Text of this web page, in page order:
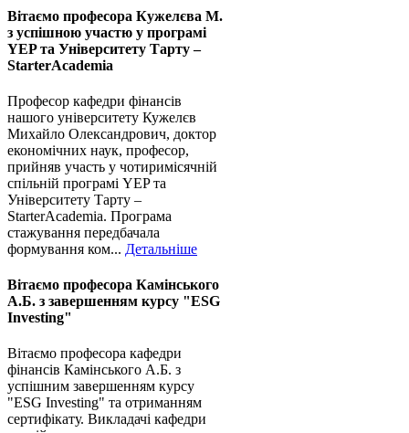
Вітаємо професора Кужелєва М.
з успішною участю у програмі
YEP та Університету Тарту –
StarterAcademia
Професор кафедри фінансів
нашого університету Кужелєв
Михайло Олександрович, доктор
економічних наук, професор,
прийняв участь у чотиримісячній
спільній програмі YEP та
Університету Тарту –
StarterAcademia. Програма
стажування передбачала
формування ком... Детальніше
Вітаємо професора Камінського
А.Б. з завершенням курсу "ESG
Investing"
Вітаємо професора кафедри
фінансів Камінського А.Б. з
успішним завершенням курсу
"ESG Investing" та отриманням
сертифікату. Викладачі кафедри